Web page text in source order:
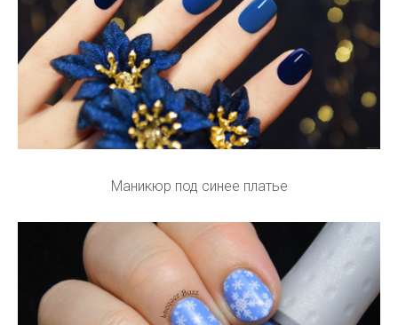
Маникюр под синее платье